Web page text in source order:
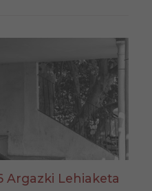
Argazki Lehiaketa